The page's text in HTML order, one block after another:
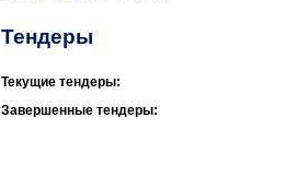
Тендеры
Текущие тендеры:
Завершенные тендеры: